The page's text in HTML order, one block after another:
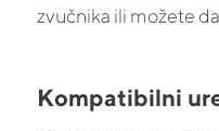
zvučnika ili možete
Kompatibilni